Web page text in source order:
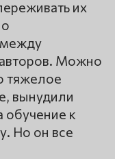
их
Можно
тяжелое
вынудили
обучение к
Но он все